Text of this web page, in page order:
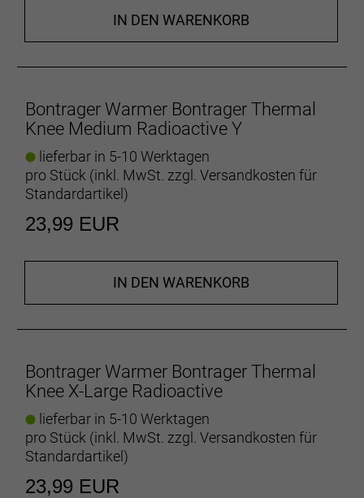
IN DEN WARENKORB
Bontrager Warmer Bontrager Thermal
Knee Medium Radioactive Y
lieferbar in 5-10 Werktagen
pro Stück (inkl. MwSt. zzgl. Versandkosten für
Standardartikel)
23,99 EUR
IN DEN WARENKORB
Bontrager Warmer Bontrager Thermal
Knee X-Large Radioactive
lieferbar in 5-10 Werktagen
pro Stück (inkl. MwSt. zzgl. Versandkosten für
Standardartikel)
23,99 EUR